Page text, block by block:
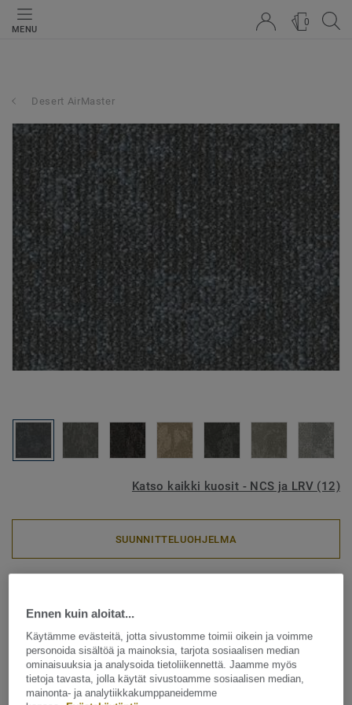
MENU
0
Desert AirMaster
Katso kaikki kuosit - NCS ja LRV (12)
SUUNNITTELUOHJELMA
Desert AirMaster - Desert
Airmaster AA36 8901
Ennen kuin aloitat...
Käytämme evästeitä, jotta sivustomme toimii oikein ja voimme
personoida sisältöä ja mainoksia, tarjota sosiaalisen median
ominaisuuksia ja analysoida tietoliikennettä. Jaamme myös
tietoja tavasta, jolla käytät sivustoamme sosiaalisen median,
mainonta- ja analytiikkakumppaneidemme